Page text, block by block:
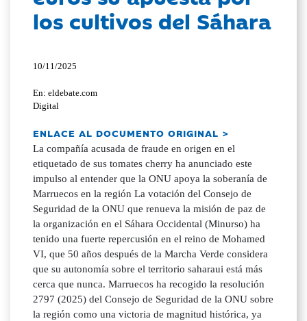
los cultivos del Sáhara
10/11/2025
En: eldebate.com
Digital
ENLACE AL DOCUMENTO ORIGINAL >
La compañía acusada de fraude en origen en el
etiquetado de sus tomates cherry ha anunciado este
impulso al entender que la ONU apoya la soberanía de
Marruecos en la región La votación del Consejo de
Seguridad de la ONU que renueva la misión de paz de
la organización en el Sáhara Occidental (Minurso) ha
tenido una fuerte repercusión en el reino de Mohamed
VI, que 50 años después de la Marcha Verde considera
que su autonomía sobre el territorio saharaui está más
cerca que nunca. Marruecos ha recogido la resolución
2797 (2025) del Consejo de Seguridad de la ONU sobre
la región como una victoria de magnitud histórica, ya